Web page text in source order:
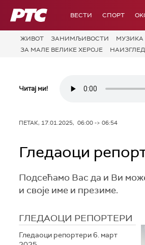
РТС ВЕСТИ СПОРТ
ЖИВОТ ЗАНИМЉИВОСТИ МУЗИКА
ЗА МАЛЕ ВЕЛИКЕ ХЕРОЈЕ
Читај ми!
ПЕТАК, 17.01.2025, 06:00 -> 06:54
Гледаоци
Подсећамо Вас да и Ви
и своје име и презиме.
ГЛЕДАОЦИ РЕПОРТЕРИ
Гледаоци репортери 6. март